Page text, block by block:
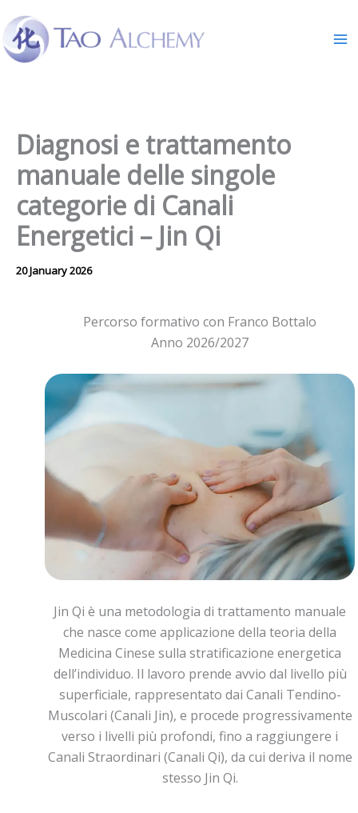
content
Diagnosi e trattamento
manuale delle singole
categorie di Canali
Energetici – Jin Qi
20 January 2026
Percorso formativo con Franco Bottalo
Anno 2026/2027
Jin Qi è una metodologia di trattamento manuale
che nasce come applicazione della teoria della
Medicina Cinese sulla stratificazione energetica
dell’individuo. Il lavoro prende avvio dal livello più
superficiale, rappresentato dai Canali Tendino-
Muscolari (Canali Jin), e procede progressivamente
verso i livelli più profondi, fino a raggiungere i
Canali Straordinari (Canali Qi), da cui deriva il nome
stesso Jin Qi.